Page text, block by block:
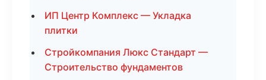
ИП Центр Комплекс — Укладка
плитки
Стройкомпания Люкс Стандарт —
Строительство фундаментов